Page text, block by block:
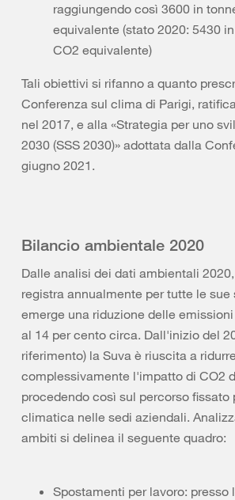
raggiungendo così 3600 in
equivalente (stato 2020: 5430
CO2 equivalente)
Tali obiettivi si rifanno a quanto
Conferenza sul clima di Parigi,
nel 2017, e alla «Strategia per uno
2030 (SSS 2030)» adottata dalla
giugno 2021.
Bilancio ambientale 2020
Dalle analisi dei dati ambientali
registra annualmente per tutte le sue
emerge una riduzione delle
al 14 per cento circa. Dall'inizio del
riferimento) la Suva è riuscita a ridurre
complessivamente l'impatto di CO2
procedendo così sul percorso fissato
climatica nelle sedi aziendali.
ambiti si delinea il seguente quadro:
Spostamenti per lavoro: presso